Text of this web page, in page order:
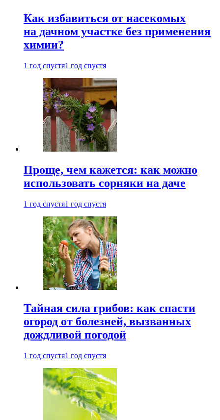
Как избавиться от насекомых
на дачном участке без применения
химии?
1 год спустя1 год спустя
Проще, чем кажется: как можно
использовать сорняки на даче
1 год спустя1 год спустя
Тайная сила грибов: как спасти
огород от болезней, вызванных
дождливой погодой
1 год спустя1 год спустя